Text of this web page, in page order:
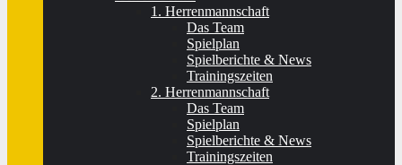
1. Herrenmannschaft
Das Team
Spielplan
Spielberichte & News
Trainingszeiten
2. Herrenmannschaft
Das Team
Spielplan
Spielberichte & News
Trainingszeiten